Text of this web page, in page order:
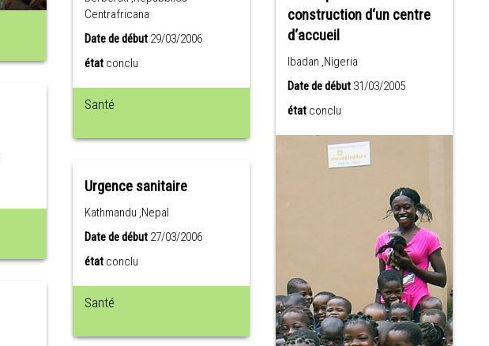
Centrafricana
Date de début29/03/2006
état conclu
Santé
Urgence sanitaire
Kathmandu ,Nepal
Date de début27/03/2006
état conclu
Santé
construction d‘un centre
d‘accueil
Ibadan ,Nigeria
Date de début 31/03/2005
état conclu